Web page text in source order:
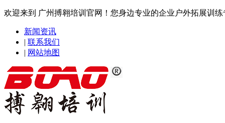
欢迎来到 广州搏翱培训官网！您身边专业的企业户外拓展训
新闻资讯
| 联系我们
| 网站地图